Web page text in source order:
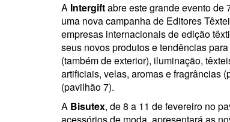
A Intergiftabre este grande evento de
uma nova campanha de Editores
empresas internacionais de edição
seus novos produtos e tendências
(também de exterior), iluminação,
artificiais, velas, aromas e fragrâncias
(pavilhão 7).
A Bisutex, de 8 a 11 de fevereiro no